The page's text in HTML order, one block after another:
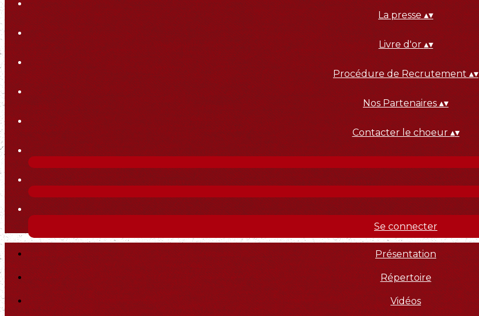
La presse ▴▾
Livre d'or▴▾
Procédure de Recrutement▴▾
Nos Partenaires▴▾
Contacter le choeur▴▾
Se connecter
Présentation
Répertoire
Vidéos